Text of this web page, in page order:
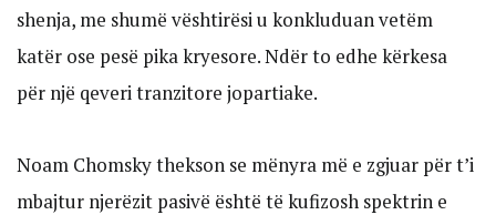
shenja, me shumë vështirësi u konkluduan vetëm
katër ose pesë pika kryesore. Ndër to edhe kërkesa
për një qeveri tranzitore jopartiake.
Noam Chomsky thekson se mënyra më e zgjuar për t’i
mbajtur njerëzit pasivë është të kufizosh spektrin e